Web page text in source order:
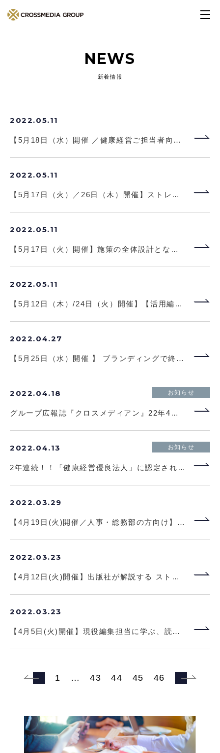
NEWS
新着情報
2022.05.11
【5月18日（水）開催 ／健康経営ご担当者向け】従業員の生産性を上げる！睡眠力アップセミナー
2022.05.11
【5月17日（火）／26日（木）開催】ストレスチェックのやりっぱなし課題を解決！意味あるものにするための3つのポイント
2022.05.11
【5月17日（火）開催】施策の全体設計となるカスタマージャーニーの作り方セミナー～基軸はパーセプションチェンジ～
2022.05.11
【5月12日（木）/24日（火）開催】【活用編】必ず陥るサーベイ運用の3つの課題を解決 行動変容を促すサーベイ徹底解説
2022.04.27
【5月25日（水）開催 】 ブランディングで終わらせない！著者がとるべき事業拡大への書籍活用術とは？【無料開催／先着】
2022.04.18
グループ広報誌『クロスメディアン』22年4月号を発行しました
お知らせ
2022.04.13
2年連続！！「健康経営優良法人」に認定されました。
お知らせ
2022.03.29
【4月19日(火)開催／人事・総務部の方向け】入社2年目に潜む闇を払拭！出版社が取り組む健康施策セミナー 】
2022.03.23
【4月12日(火)開催】出版社が解説する ストーリーブランディングセミナー（基礎編）【無料開催／先着50名】
2022.03.23
【4月5日(火)開催】現役編集担当に学ぶ、読まれる書籍の作り方セミナー②読まれる書籍の「企画」編
1 … 43 44 45 46